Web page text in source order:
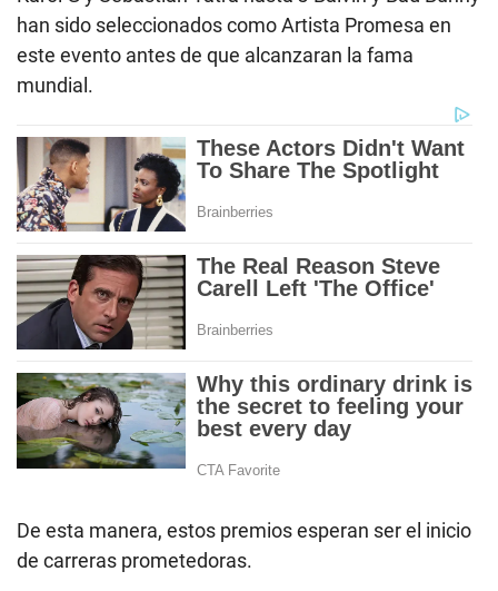
han sido seleccionados como Artista Promesa en
este evento antes de que alcanzaran la fama
mundial.
De esta manera, estos premios esperan ser el inicio
de carreras prometedoras.